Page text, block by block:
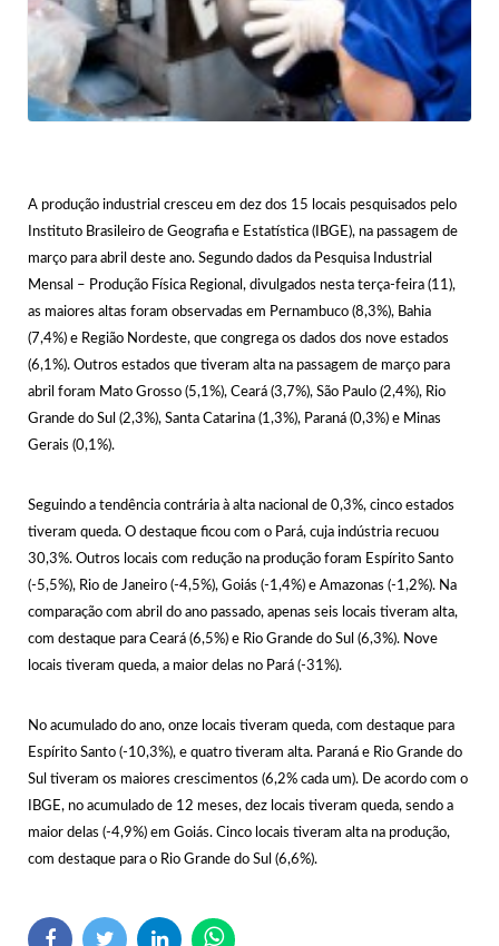
A produção industrial cresceu em dez dos 15 locais pesquisados pelo
Instituto Brasileiro de Geografia e Estatística (IBGE), na passagem de
março para abril deste ano. Segundo dados da Pesquisa Industrial
Mensal – Produção Física Regional, divulgados nesta terça-feira (11),
as maiores altas foram observadas em Pernambuco (8,3%), Bahia
(7,4%) e Região Nordeste, que congrega os dados dos nove estados
(6,1%). Outros estados que tiveram alta na passagem de março para
abril foram Mato Grosso (5,1%), Ceará (3,7%), São Paulo (2,4%), Rio
Grande do Sul (2,3%), Santa Catarina (1,3%), Paraná (0,3%) e Minas
Gerais (0,1%).
Seguindo a tendência contrária à alta nacional de 0,3%, cinco estados
tiveram queda. O destaque ficou com o Pará, cuja indústria recuou
30,3%. Outros locais com redução na produção foram Espírito Santo
(-5,5%), Rio de Janeiro (-4,5%), Goiás (-1,4%) e Amazonas (-1,2%). Na
comparação com abril do ano passado, apenas seis locais tiveram alta,
com destaque para Ceará (6,5%) e Rio Grande do Sul (6,3%). Nove
locais tiveram queda, a maior delas no Pará (-31%).
No acumulado do ano, onze locais tiveram queda, com destaque para
Espírito Santo (-10,3%), e quatro tiveram alta. Paraná e Rio Grande do
Sul tiveram os maiores crescimentos (6,2% cada um). De acordo com o
IBGE, no acumulado de 12 meses, dez locais tiveram queda, sendo a
maior delas (-4,9%) em Goiás. Cinco locais tiveram alta na produção,
com destaque para o Rio Grande do Sul (6,6%).